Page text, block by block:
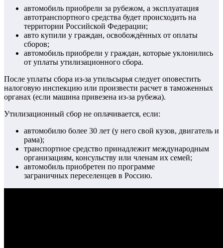
автомобиль приобрели за рубежом, а эксплуатация
автотранспортного средства будет происходить на
территории Российской Федерации;
авто купили у граждан, освобождённых от оплаты
сборов;
автомобиль приобрели у граждан, которые уклонились
от уплаты утилизационного сбора.
После уплаты сбора из-за утильсырья следует оповестить
налоговую инспекцию или произвести расчет в таможенных
органах (если машина привезена из-за рубежа).
Утилизационный сбор не оплачивается, если:
автомобилю более 30 лет (у него свой кузов, двигатель и
рама);
транспортное средство принадлежит международным
организациям, консульству или членам их семей;
автомобиль приобретен по программе
заграничных переселенцев в Россию.